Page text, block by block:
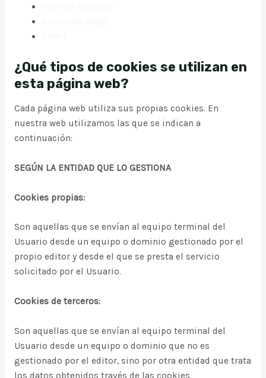
¿Qué tipos de cookies se utilizan en
esta página web?
Cada página web utiliza sus propias cookies. En
nuestra web utilizamos las que se indican a
continuación:
SEGÚN LA ENTIDAD QUE LO GESTIONA
Cookies propias:
Son aquellas que se envían al equipo terminal del
Usuario desde un equipo o dominio gestionado por el
propio editor y desde el que se presta el servicio
solicitado por el Usuario.
Cookies de terceros:
Son aquellas que se envían al equipo terminal del
Usuario desde un equipo o dominio que no es
gestionado por el editor, sino por otra entidad que trata
los datos obtenidos través de las cookies.